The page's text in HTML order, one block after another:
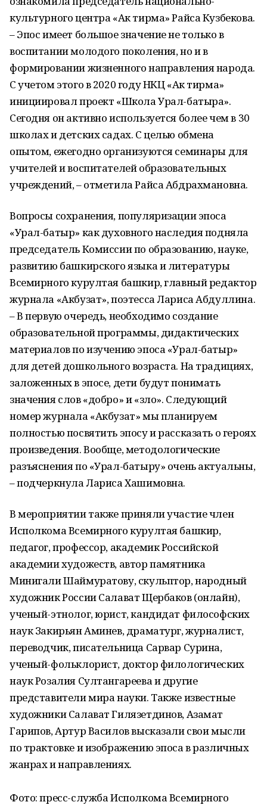
культурного центра «Ак тирма» Райса Кузбекова.
– Эпос имеет большое значение не только в
воспитании молодого поколения, но и в
формировании жизненного направления народа.
С учетом этого в 2020 году НКЦ «Ак тирма»
инициировал проект «Школа Урал-батыра».
Сегодня он активно используется более чем в 30
школах и детских садах. С целью обмена
опытом, ежегодно организуются семинары для
учителей и воспитателей образовательных
учреждений, – отметила Райса Абдрахмановна.
Вопросы сохранения, популяризации эпоса
«Урал-батыр» как духовного наследия подняла
председатель Комиссии по образованию, науке,
развитию башкирского языка и литературы
Всемирного курултая башкир, главный редактор
журнала «Акбузат», поэтесса Лариса Абдуллина.
– В первую очередь, необходимо создание
образовательной программы, дидактических
материалов по изучению эпоса «Урал-батыр»
для детей дошкольного возраста. На традициях,
заложенных в эпосе, дети будут понимать
значения слов «добро» и «зло». Следующий
номер журнала «Акбузат» мы планируем
полностью посвятить эпосу и рассказать о героях
произведения. Вообще, методологические
разъяснения по «Урал-батыру» очень актуальны,
– подчеркнула Лариса Хашимовна.
В мероприятии также приняли участие член
Исполкома Всемирного курултая башкир,
педагог, профессор, академик Российской
академии художеств, автор памятника
Минигали Шаймуратову, скульптор, народный
художник России Салават Щербаков (онлайн),
ученый-этнолог, юрист, кандидат философских
наук Закирьян Аминев, драматург, журналист,
переводчик, писательница Сарвар Сурина,
ученый-фольклорист, доктор филологических
наук Розалия Султангареева и другие
представители мира науки. Также известные
художники Салават Гилязетдинов, Азамат
Гарипов, Артур Василов высказали свои мысли
по трактовке и изображению эпоса в различных
жанрах и направлениях.
Фото: пресс-служба Исполкома Всемирного